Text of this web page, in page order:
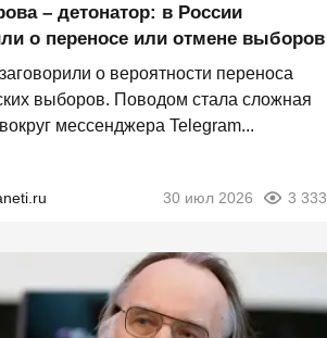
– детонатор: в России
о переносе или отмене выборов
о вероятности переноса
выборов. Поводом стала сложная
мессенджера Telegram...
30 июл 2026 3 333